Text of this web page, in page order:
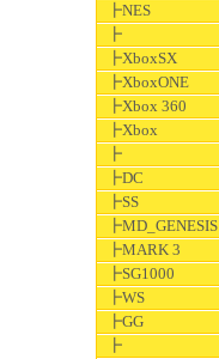
┣NES
┣
┣XboxSX
┣XboxONE
┣Xbox 360
┣Xbox
┣
┣DC
┣SS
┣MD_GENESIS
┣MARK 3
┣SG1000
┣WS
┣GG
┣